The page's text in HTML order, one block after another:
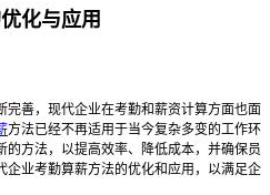
化与应用
完善，现代企业在考勤和薪资计算方面也面
方法已经不再适用于当今复杂多变的工作环
方法，以提高效率、降低成本，并确保员
企业考勤算薪方法的优化和应用，以满足企